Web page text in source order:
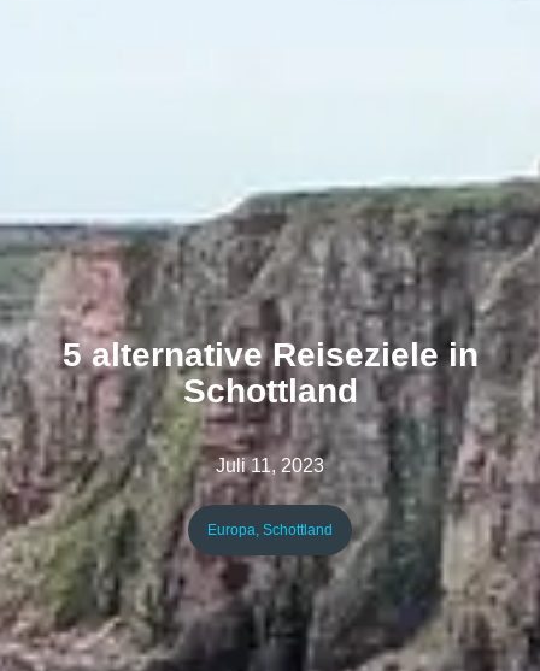
5 alternative Reiseziele in
Schottland
Juli 11, 2023
Europa, Schottland